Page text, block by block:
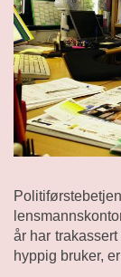
år har
hyppig bruker,